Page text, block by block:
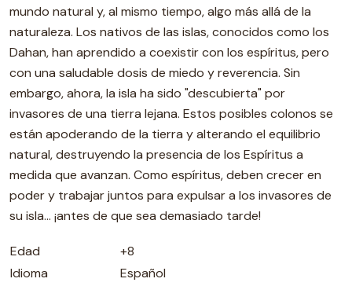
mundo natural y, al mismo tiempo, algo más allá de la
naturaleza. Los nativos de las islas, conocidos como los
Dahan, han aprendido a coexistir con los espíritus, pero
con una saludable dosis de miedo y reverencia. Sin
embargo, ahora, la isla ha sido "descubierta" por
invasores de una tierra lejana. Estos posibles colonos se
están apoderando de la tierra y alterando el equilibrio
natural, destruyendo la presencia de los Espíritus a
medida que avanzan. Como espíritus, deben crecer en
poder y trabajar juntos para expulsar a los invasores de
su isla... ¡antes de que sea demasiado tarde!
Edad
+8
Idioma
Español